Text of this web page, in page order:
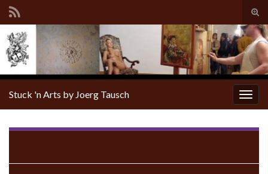
Stuck 'n Arts by Joerg Tausch